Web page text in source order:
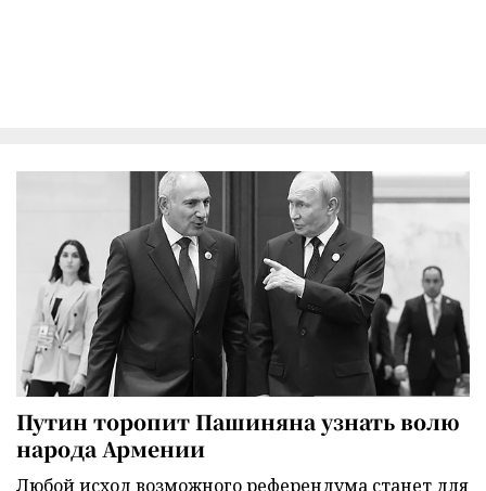
Путин торопит Пашиняна узнать волю
народа Армении
Любой исход возможного референдума станет для